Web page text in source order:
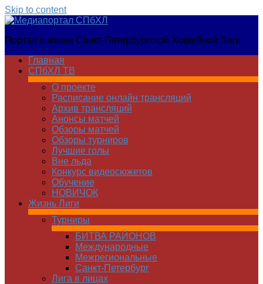
Skip to content
Медиапортал
Портал о жизни Санкт-Петербургской Хоккейной Лиги
Главная
СПбХЛ ТВ
О проекте
Расписание онлайн трансляций
Архив трансляций
Анонсы матчей
Обзоры матчей
Обзоры турниров
Лучшие голы
Вне льда
Конкурс видеосюжетов
Обучение
НОВИЧОК
Жизнь Лиги
Турниры
БИТВА РАЙОНОВ
Международные
Межрегиональные
Санкт-Петербург
Лига в лицах